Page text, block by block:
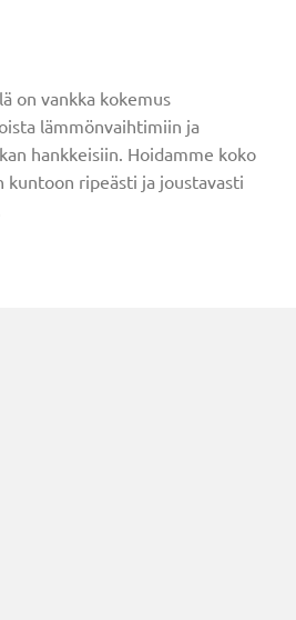
on vankka kokemus
lämmönvaihtimiin ja
hankkeisiin. Hoidamme koko
kuntoon ripeästi ja joustavasti